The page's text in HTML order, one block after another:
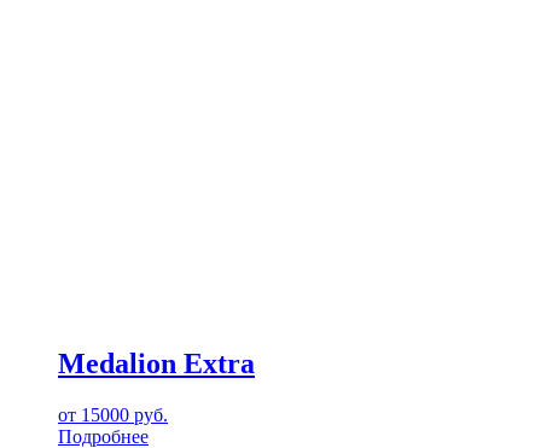
Medalion Extra
от 15000 руб.
Подробнее